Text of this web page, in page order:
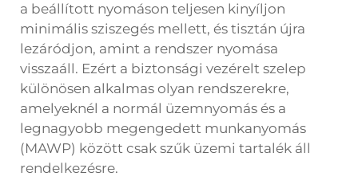
a beállított nyomáson teljesen kinyíljon
minimális sziszegés mellett, és tisztán újra
lezáródjon, amint a rendszer nyomása
visszaáll. Ezért a biztonsági vezérelt szelep
különösen alkalmas olyan rendszerekre,
amelyeknél a normál üzemnyomás és a
legnagyobb megengedett munkanyomás
(MAWP) között csak szűk üzemi tartalék áll
rendelkezésre.